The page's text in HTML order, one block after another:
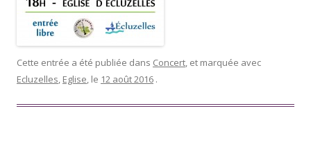
Cette entrée a été publiée dans Concert, et marquée avec
Ecluzelles, Eglise, le 12 août 2016 .